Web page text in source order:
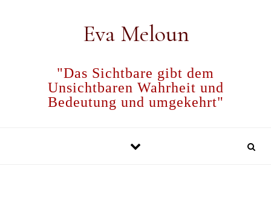
Eva Meloun
"Das Sichtbare gibt dem
Unsichtbaren Wahrheit und
Bedeutung und umgekehrt"